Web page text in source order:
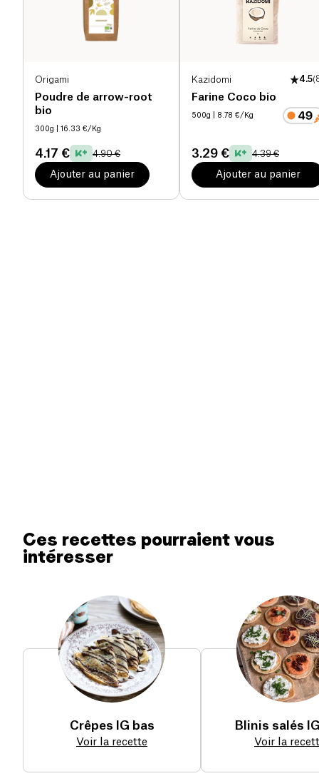
Origami
Poudre de arrow-root
bio
300g | 16.33 €/Kg
4.17 € 4.90 €
Ajouter au panier
Kazidomi 4.5(
Farine Coco bio
500g | 8.78 €/Kg
3.29 € 4.39 €
Ajouter au panier
Ces recettes pourraient vous
intéresser
Crêpes IG bas
Voir la recette
Blinis salés
Voir la